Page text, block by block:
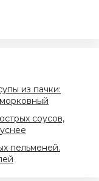
из пачки:
соусов,
пельменей.